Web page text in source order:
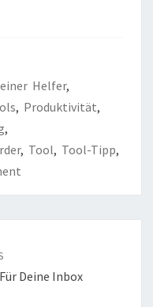
Helfer,
, Produktivität,
,
, Tool, Tool-Tipp,
Deine Inbox